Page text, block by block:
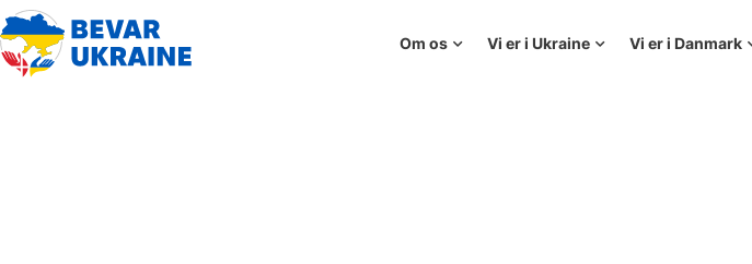
Om os Vi er i Ukraine Vi er i Danmark